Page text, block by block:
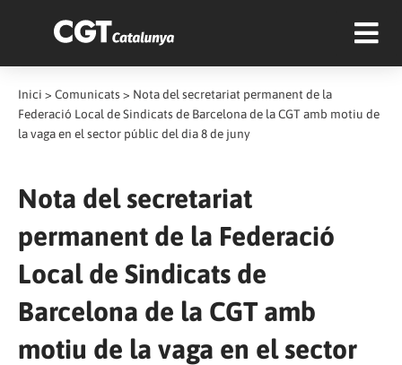
Inici > Comunicats > Nota del secretariat permanent de la
Federació Local de Sindicats de Barcelona de la CGT amb motiu de
la vaga en el sector públic del dia 8 de juny
Nota del secretariat
permanent de la Federació
Local de Sindicats de
Barcelona de la CGT amb
motiu de la vaga en el sector